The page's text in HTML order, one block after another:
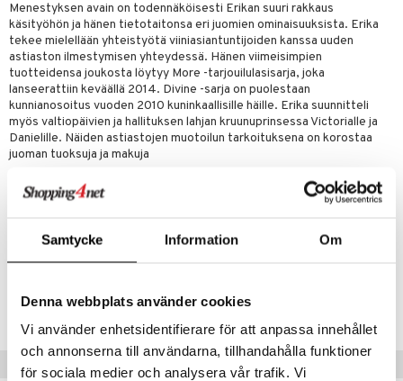
Samtycke Information Om
Denna webbplats använder cookies
Vi använder enhetsidentifierare för att anpassa innehållet
och annonserna till användarna, tillhandahålla funktioner
för sociala medier och analysera vår trafik. Vi
Menestyksen avain on todennäköisesti Erikan suuri rakkaus
käsityöhön ja hänen tietotaitonsa eri juomien ominaisuuksista. Erika
tekee mielellään yhteistyötä viiniasiantuntijoiden kanssa uuden
astiaston ilmestymisen yhteydessä. Hänen viimeisimpien
tuotteidensa joukosta löytyy More -tarjouilulasisarja, joka
lanseerattiin keväällä 2014. Divine -sarja on puolestaan
kunnianosoitus vuoden 2010 kuninkaallisille häille. Erika suunnitteli
myös valtiopäivien ja hallituksen lahjan kruunuprinsessa Victorialle ja
Danielille. Näiden astiastojen muotoilun tarkoituksena on korostaa
juoman tuoksuja ja makuja
Intermezzo Aroma -viininmaistelulasi 62cl (60cl)
Korkeus: 235mm
IAE16-1-BL
Vinkkejä sinulle
tekstiilit
& Tyynyliinat
& Peitot
& Korit
& Veistokset
& Lyhdyt
& Hyllyt
& Koukut
& Korit
tekstiilit
tekstiilit
& Peitot
hyönteissuoja
& Lyhdyt
& vastauksia